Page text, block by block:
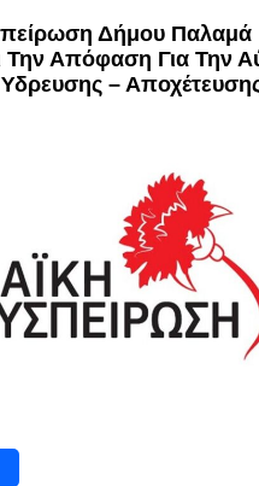
Δήμου Παλαμά
Την Απόφαση Για Την
–